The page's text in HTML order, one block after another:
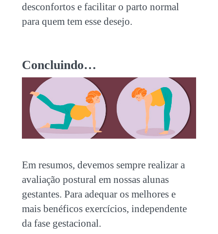
desconfortos e facilitar o parto normal
para quem tem esse desejo.
Concluindo…
Em resumos, devemos sempre realizar a
avaliação postural em nossas alunas
gestantes. Para adequar os melhores e
mais benéficos exercícios, independente
da fase gestacional.